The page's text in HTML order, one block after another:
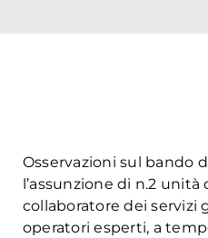
Osservazioni sul bando
l’assunzione di n.2
collaboratore dei servizi
operatori esperti, a